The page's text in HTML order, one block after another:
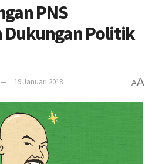
PNS
Politik
19 Januari 2018 AA